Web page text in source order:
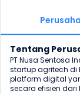
Tentang
PT Nusa Sentosa
startup agritech di
platform digital
secara efisien dari